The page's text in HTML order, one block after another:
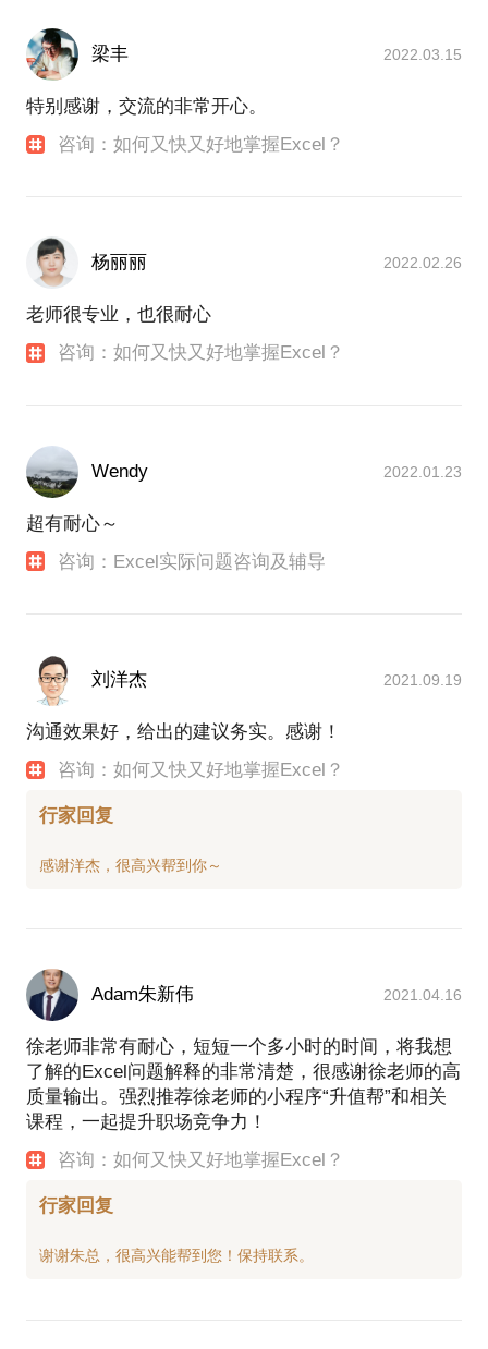
梁丰 2022.03.15
特别感谢，交流的非常开心。
咨询：如何又快又好地掌握Excel？
杨丽丽 2022.02.26
老师很专业，也很耐心
咨询：如何又快又好地掌握Excel？
Wendy 2022.01.23
超有耐心～
咨询：Excel实际问题咨询及辅导
刘洋杰 2021.09.19
沟通效果好，给出的建议务实。感谢！
咨询：如何又快又好地掌握Excel？
行家回复
Adam朱新伟 2021.04.16
徐老师非常有耐心，短短一个多小时的时间，将我想
了解的Excel问题解释的非常清楚，很感谢徐老师的高
质量输出。强烈推荐徐老师的小程序“升值帮”和相关
课程，一起提升职场竞争力！
咨询：如何又快又好地掌握Excel？
行家回复